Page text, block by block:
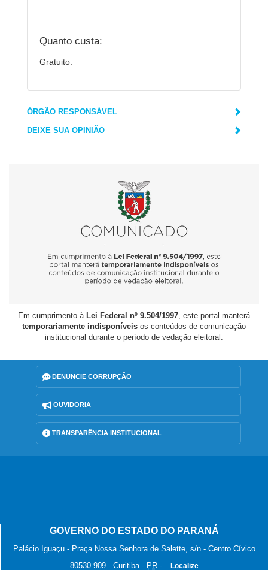
Quanto custa:
Gratuito.
ÓRGÃO RESPONSÁVEL
DEIXE SUA OPINIÃO
Em cumprimento à Lei Federal nº 9.504/1997, este portal manterá
temporariamente indisponíveis os conteúdos de comunicação
institucional durante o período de vedação eleitoral.
DENUNCIE CORRUPÇÃO
OUVIDORIA
TRANSPARÊNCIA INSTITUCIONAL
GOVERNO DO ESTADO DO PARANÁ
Palácio Iguaçu - Praça Nossa Senhora de Salette, s/n - Centro Cívico
80530-909 - Curitiba- PR - Localize